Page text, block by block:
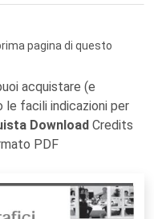
pagina di questo
acquistare (e
facili indicazioni per
Download Credits
PDF